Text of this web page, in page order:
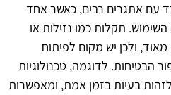
עם אתגרים רבים, כאשר אחד
תקלות כמו נזילות או
מאוד, ולכן יש מקום לפיתוח
הבטיחות. לדוגמה, טכנולוגיות
לזהות בעיות בזמן אמת, ומאפשרות